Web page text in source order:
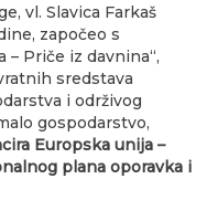
vl. Slavica Farkaš
započeo s
Priče iz davnina“,
sredstava
i održivog
gospodarstvo,
Europska unija –
plana oporavka i